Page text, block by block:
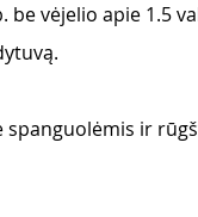
be vėjelio apie 1.5
spanguolėmis ir